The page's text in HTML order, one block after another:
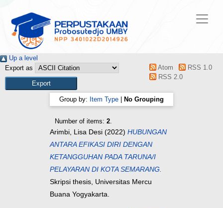
Up a level
Export as
Atom
RSS 1.0
RSS 2.0
Group by: Item Type No Grouping
Number of items: 2.
Arimbi, Lisa Desi (2022) HUBUNGAN
ANTARA EFIKASI DIRI DENGAN
KETANGGUHAN PADA TARUNA/I
PELAYARAN DI KOTA SEMARANG.
Skripsi thesis, Universitas Mercu
Buana Yogyakarta.